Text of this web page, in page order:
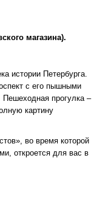
магазина).
истории Петербурга.
с его пышными
прогулка –
картину
во время которой
откроется для вас в